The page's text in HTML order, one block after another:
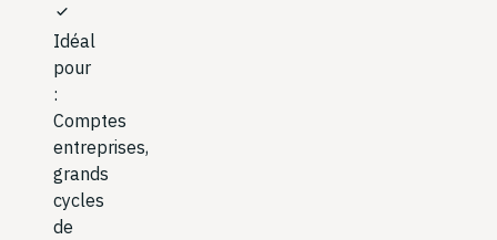
check
Idéal
pour
:
Comptes
entreprises,
grands
cycles
de